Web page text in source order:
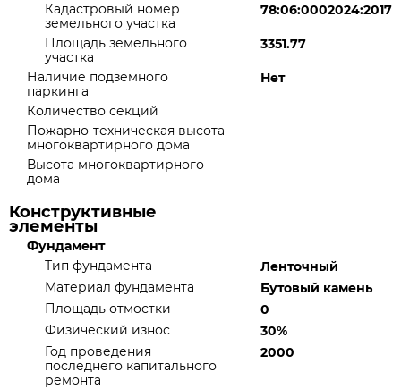
Кадастровый номер
земельного участка
78:06:0002024:2017
Площадь земельного
участка
3351.77
Наличие подземного
паркинга
Нет
Количество секций
Пожарно-техническая высота
многоквартирного дома
Высота многоквартирного
дома
Конструктивные
элементы
Фундамент
Тип фундамента
Ленточный
Материал фундамента
Бутовый камень
Площадь отмостки
0
Физический износ
30%
Год проведения
последнего капитального
ремонта
2000